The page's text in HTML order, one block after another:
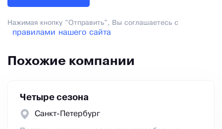
Нажимая кнопку "Отправить", Вы соглашаетесь с
правилами нашего сайта
Похожие компании
Четыре сезона
Санкт-Петербург